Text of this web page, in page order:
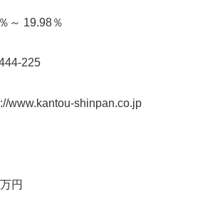
～ 19.98％
225
www.kantou-shinpan.co.jp
円